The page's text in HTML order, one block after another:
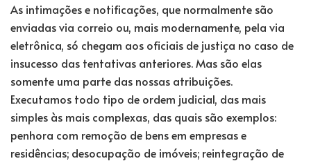
As intimações e notificações, que normalmente são
enviadas via correio ou, mais modernamente, pela via
eletrônica, só chegam aos oficiais de justiça no caso de
insucesso das tentativas anteriores. Mas são elas
somente uma parte das nossas atribuições.
Executamos todo tipo de ordem judicial, das mais
simples às mais complexas, das quais são exemplos:
penhora com remoção de bens em empresas e
residências; desocupação de imóveis; reintegração de